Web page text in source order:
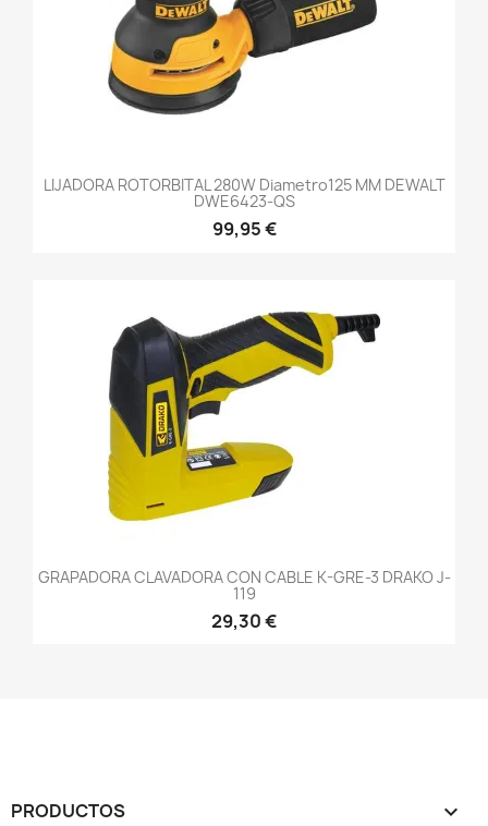
LIJADORA ROTORBITAL 280W Diametro125 MM DEWALT
DWE6423-QS
99,95 €
GRAPADORA CLAVADORA CON CABLE K-GRE-3 DRAKO J-
119
29,30 €
PRODUCTOS 